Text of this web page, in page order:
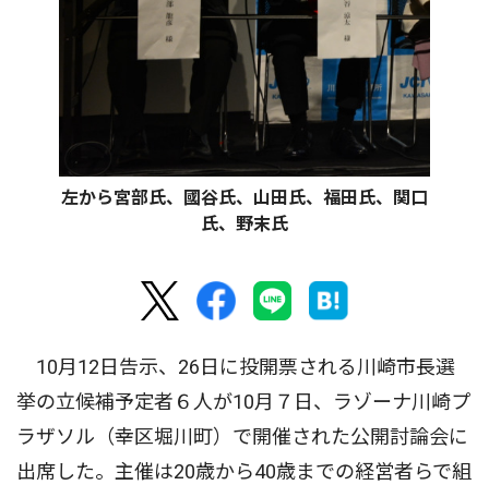
左から宮部氏、國谷氏、山田氏、福田氏、関口
氏、野末氏
10月12日告示、26日に投開票される川崎市長選
挙の立候補予定者６人が10月７日、ラゾーナ川崎プ
ラザソル（幸区堀川町）で開催された公開討論会に
出席した。主催は20歳から40歳までの経営者らで組